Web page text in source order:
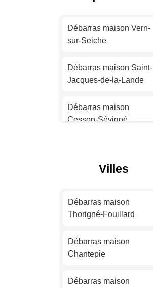
Débarras maison
Débarras maison
Débarras maison
Rennes
Débarras maison Le
Débarras maison Vern-
sur-Seiche
Débarras maison Saint-
Jacques-de-la-Lande
Débarras maison
Cesson-Sévigné
Débarras maison
Débarras maison Le
Débarras maison
Villes
Débarras maison
Thorigné-Fouillard
Débarras maison
Chantepie
Débarras maison